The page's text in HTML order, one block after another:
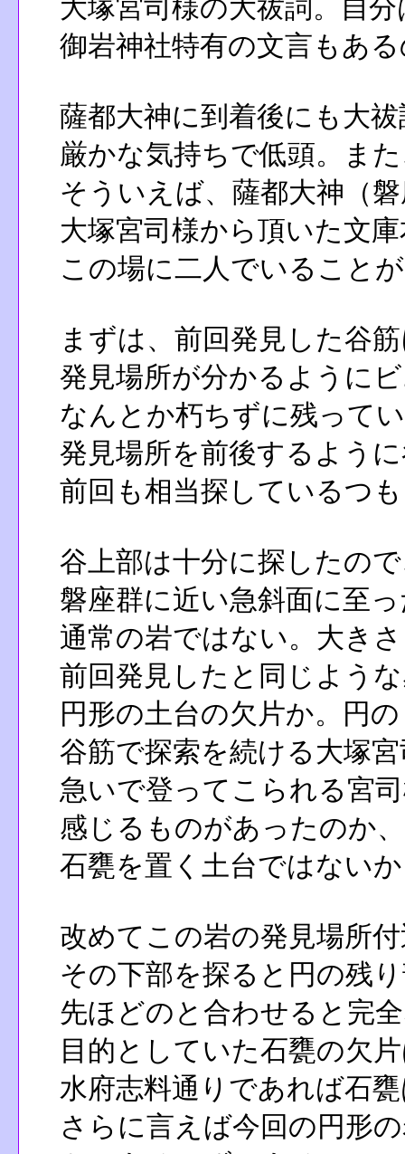
大塚宮司様の大祓詞。自
御岩神社特有の文言もあ
薩都大神に到着後にも大
厳かな気持ちで低頭。ま
そういえば、薩都大神（
大塚宮司様から頂いた文
この場に二人でいること
まずは、前回発見した谷
発見場所が分かるように
なんとか朽ちずに残って
発見場所を前後するよう
前回も相当探しているつ
谷上部は十分に探したの
磐座群に近い急斜面に至
通常の岩ではない。大き
前回発見したと同じよう
円形の土台の欠片か。円
谷筋で探索を続ける大塚
急いで登ってこられる宮
感じるものがあったのか
石甕を置く土台ではない
改めてこの岩の発見場所
その下部を探ると円の残
先ほどのと合わせると完
目的としていた石甕の欠
水府志料通りであれば石
さらに言えば今回の円形